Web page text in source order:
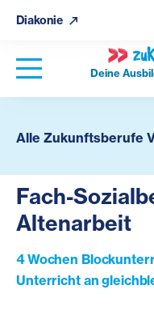
Diakonie
Deine
Alle Zukunftsberufe
Fach-
Altenarbeit
4 Wochen
Unterricht an